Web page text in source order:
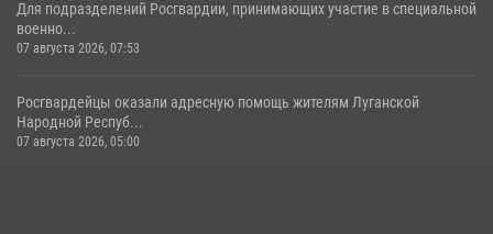
Для подразделений Росгвардии, принимающих участие в специальной
военно...
07 августа 2026, 07:53
Росгвардейцы оказали адресную помощь жителям Луганской
Народной Респуб...
07 августа 2026, 05:00